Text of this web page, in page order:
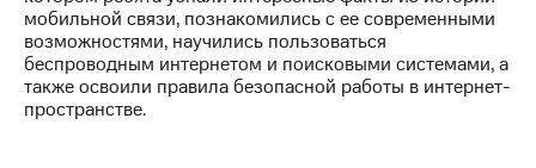
Информация
акционерам
Документы
ПАО
"МТС"
Собрания
мобильной связи, познакомились с ее современными
возможностями, научились пользоваться
беспроводным интернетом и поисковыми системами, а
также освоили правила безопасной работы в интернет-
пространстве.